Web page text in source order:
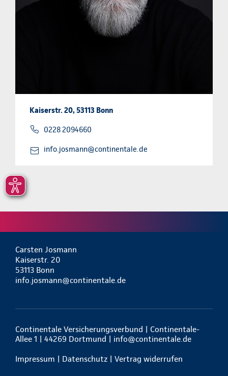
Kaiserstr. 20, 53113 Bonn
0228 2094660
info.josmann@continentale.de
Carsten Josmann
Kaiserstr. 20
53113 Bonn
info.josmann@continentale.de
Continentale Versicherungsverbund | Continentale-
Allee 1 | 44269 Dortmund | info@continentale.de
Impressum | Datenschutz | Vertrag widerrufen